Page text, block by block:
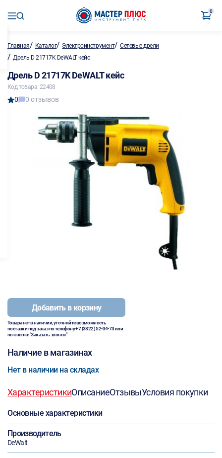
0
Главная/ Каталог/ Электроинструмент/Сетевые дрели
/ Дрель D 21717K DeWALT кейс
Дрель D 21717K DeWALT кейс
Код товара: 22408
0 0 отзывов
Добавить в корзину
Товара нет в наличии, уточняйте возможность
поставки под заказ по телефону+7 (3822) 52-34-73или
по кнопке "Заказать звонок"
Наличие в магазинах
Нет в наличии на складах
ХарактеристикиОписаниеОтзывыУсловия покупки
Основные характеристики
Производитель
DeWalt